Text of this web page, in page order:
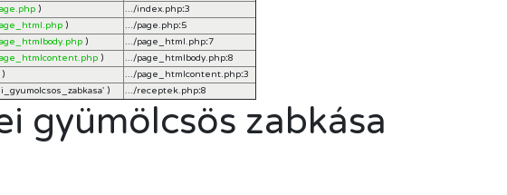
) .../index.php:3
) .../page.php:5
) .../page_html.php:7
) .../page_htmlbody.php:8
) .../page_htmlcontent.php:3
) .../receptek.php:8
gyümölcsös zabkása